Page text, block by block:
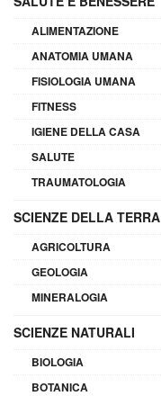
ALIMENTAZIONE
ANATOMIA UMANA
FISIOLOGIA UMANA
FITNESS
IGIENE DELLA CASA
SALUTE
TRAUMATOLOGIA
SCIENZE DELLA TERRA
AGRICOLTURA
GEOLOGIA
MINERALOGIA
SCIENZE NATURALI
BIOLOGIA
BOTANICA